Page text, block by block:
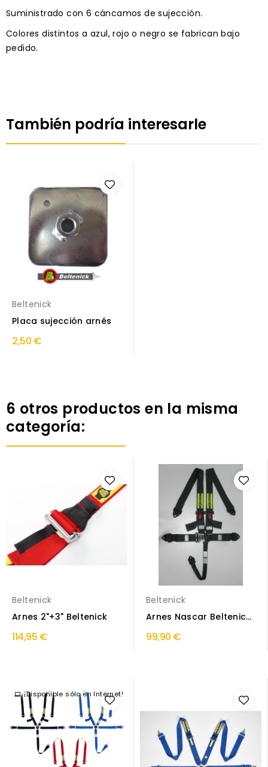
Suministrado con 6 cáncamos de sujección.
Colores distintos a azul, rojo o negro se fabrican bajo
pedido.
También podría interesarle
Beltenick
Placa sujección arnés
2,50 €
6 otros productos en la misma
categoría:
Beltenick
Arnes 2"+3" Beltenick
114,95 €
Beltenick
Arnes Nascar Beltenick
99,90 €
¡Disponible sólo en Internet!